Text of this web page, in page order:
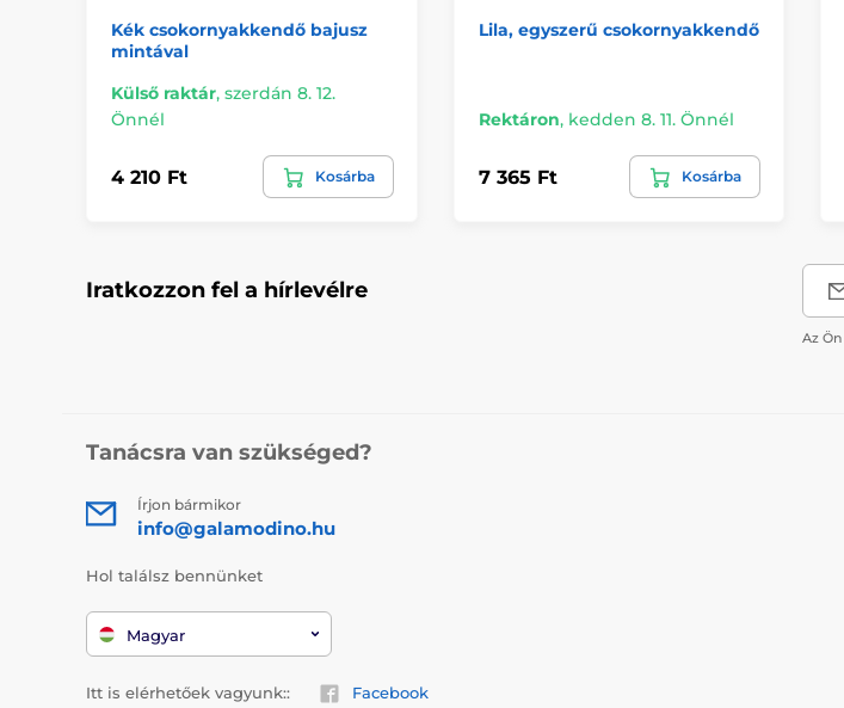
Kék csokornyakkendő bajusz
mintával
Külső raktár, szerdán 8. 12.
Önnél
4 210 Ft Kosárba
Lila, egyszerű csokornyakkendő
Rektáron, kedden 8. 11. Önnél
7 365 Ft Kosárba
Iratkozzon fel a hírlevélre
Az Ön
Tanácsra van szükséged?
Írjon bármikor
info@galamodino.hu
Hol találsz bennünket
Magyar
Itt is elérhetőek vagyunk:: Facebook